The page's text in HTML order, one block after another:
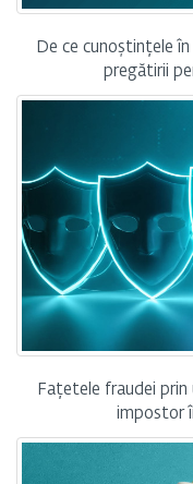
De ce cunoștințele
pregătirii
Fațetele fraudei
impostor